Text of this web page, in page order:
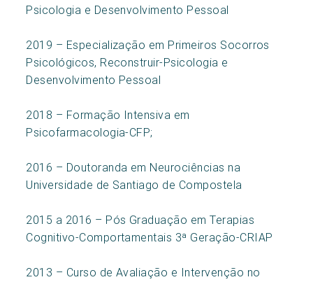
Psicologia e Desenvolvimento Pessoal
2019 – Especialização em Primeiros Socorros
Psicológicos, Reconstruir-Psicologia e
Desenvolvimento Pessoal
2018 – Formação Intensiva em
Psicofarmacologia-CFP;
2016 – Doutoranda em Neurociências na
Universidade de Santiago de Compostela
2015 a 2016 – Pós Graduação em Terapias
Cognitivo-Comportamentais 3ª Geração-CRIAP
2013 – Curso de Avaliação e Intervenção no